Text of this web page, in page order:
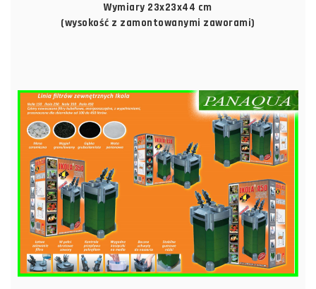
Wymiary 23x23x44 cm
(wysokość z zamontowanymi zaworami)